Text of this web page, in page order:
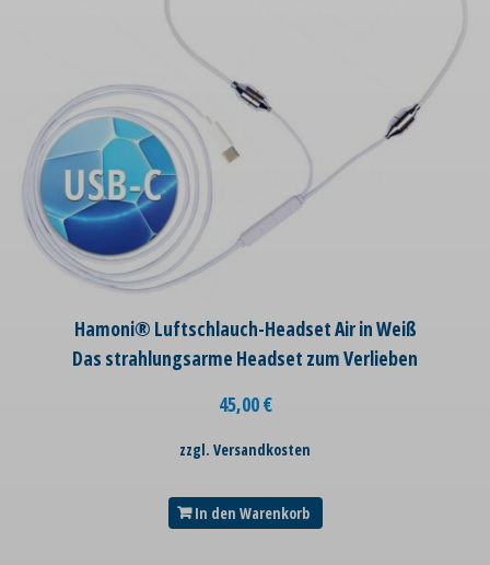
Hamoni® Luftschlauch-Headset Air in Weiß
Das strahlungsarme Headset zum Verlieben
45,00€
zzgl. Versandkosten
In den Warenkorb